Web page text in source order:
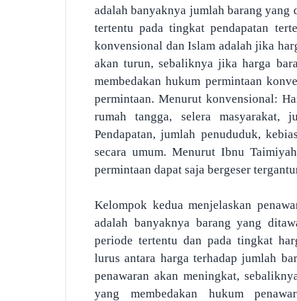
adalah banyaknya jumlah barang yang
tertentu pada tingkat pendapatan
konvensional dan Islam adalah jika
akan turun, sebaliknya jika harga
membedakan hukum permintaan
permintaan. Menurut konvensional:
rumah tangga, selera masyarakat,
Pendapatan, jumlah penududuk,
secara umum. Menurut Ibnu
permintaan dapat saja bergeser
Kelompok kedua menjelaskan
adalah banyaknya barang yang
periode tertentu dan pada tingkat
lurus antara harga terhadap jumlah
penawaran akan meningkat,
yang membedakan hukum